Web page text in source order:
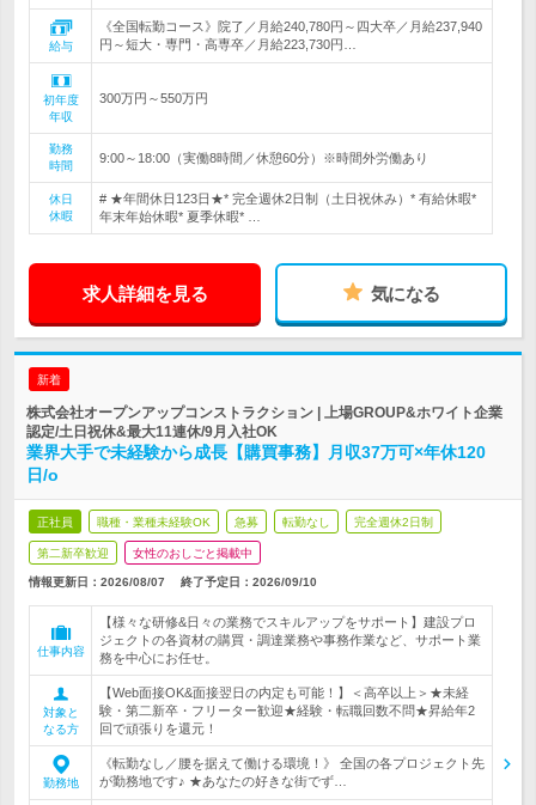
給与
《全国転勤コース》院了／月給240,780円～四大卒／月給237,940
円～短大・専門・高専卒／月給223,730円…
初年度
年収
300万円～550万円
勤務
時間
9:00～18:00（実働8時間／休憩60分）※時間外労働あり
休日
休暇
# ★年間休日123日★* 完全週休2日制（土日祝休み）* 有給休暇*
年末年始休暇* 夏季休暇* …
求人詳細を見る 気になる
新着
株式会社オープンアップコンストラクション | 上場GROUP&ホワイト企業
認定/土日祝休&最大11連休/9月入社OK
業界大手で未経験から成長【購買事務】月収37万可×年休120
日/o
正社員 職種・業種未経験OK 急募 転勤なし 完全週休2日制
第二新卒歓迎 女性のおしごと掲載中
情報更新日：2026/08/07 終了予定日： 2026/09/10
仕事内容
【様々な研修&日々の業務でスキルアップをサポート】建設プロ
ジェクトの各資材の購買・調達業務や事務作業など、サポート業
務を中心にお任せ。
対象と
なる方
【Web面接OK&面接翌日の内定も可能！】＜高卒以上＞★未経
験・第二新卒・フリーター歓迎★経験・転職回数不問★昇給年2
回で頑張りを還元！
勤務地
《転勤なし／腰を据えて働ける環境！》 全国の各プロジェクト先
が勤務地です♪ ★あなたの好きな街でず…